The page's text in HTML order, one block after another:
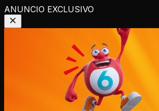
ANUNCIO EXCLUSIVO